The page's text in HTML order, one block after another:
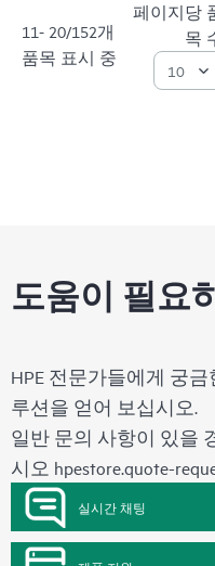
11- 20/152개
품목 표시 중
페이지당
목
도움이 필요
HPE 전문가들에게 궁
루션을 얻어 보십시오.
일반 문의 사항이 있을
시오 hpestore.quote-
실시간 채팅